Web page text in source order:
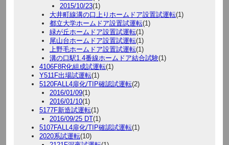
2015/10/23(1)
大井町線溝の口上りホームドア設置試運転(1)
都立大学ホームドア設置試運転(1)
緑が丘ホームドア設置試運転(1)
尾山台ホームドア設置試運転(1)
上野毛ホームドア設置試運転(1)
溝の口駅1.4番線ホームドア結合試験(1)
4106F8R化組成試運転(1)
Y511F出場試運転(1)
5120FALL4扉化/TIP確認試運転(2)
2016/01/09(1)
2016/01/10(1)
5177F新造試運転(1)
2016/09/25 DT(1)
5107FALL4扉化/TIP確認試運転(1)
2020系試運転(10)